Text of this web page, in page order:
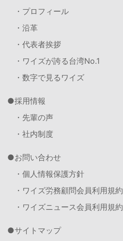
・プロフィール
・沿革
・代表者挨拶
・ワイズが誇る台湾No.1
・数字で見るワイズ
採用情報
・先輩の声
・社内制度
お問い合わせ
・個人情報保護方針
・ワイズ労務顧問会員利用規約
・ワイズニュース会員利用規約
サイトマップ